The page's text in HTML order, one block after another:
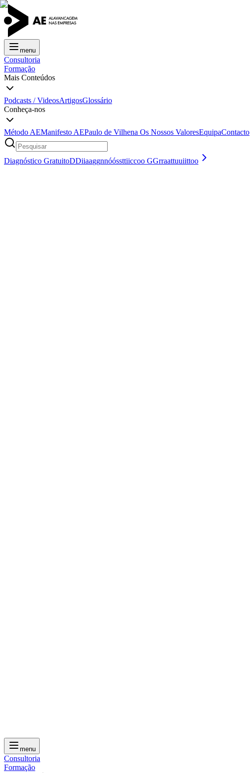
menu
Consultoria
Formação
Mais Conteúdos
Podcasts / VideosArtigosGlossário
Conheça-nos
Método AEManifesto AEPaulo de Vilhena Os Nossos ValoresEquipaContacto
Diagnóstico GratuitoDDiiaaggnnóóssttiiccoo GGrraattuuiittoo
menu
Consultoria
Formação